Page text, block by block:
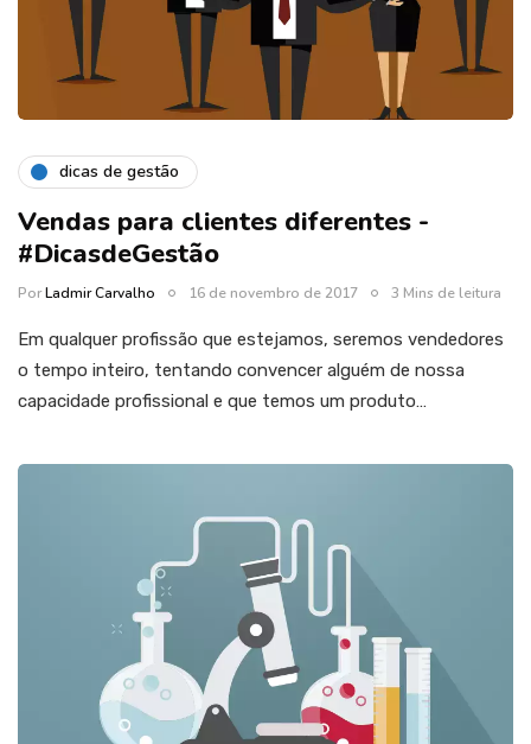
dicas de gestão
Vendas para clientes diferentes -
#DicasdeGestão
PorLadmir Carvalho 16 de novembro de 2017 3 Mins de leitura
Em qualquer profissão que estejamos, seremos vendedores
o tempo inteiro, tentando convencer alguém de nossa
capacidade profissional e que temos um produto…